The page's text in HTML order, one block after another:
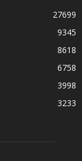
27699
9345
8618
6758
3998
3233